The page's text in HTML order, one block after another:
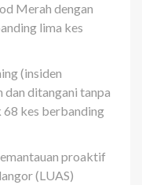
Merah dengan
lima kes
(insiden
dan ditangani tanpa
68 kes berbanding
proaktif
(LUAS)